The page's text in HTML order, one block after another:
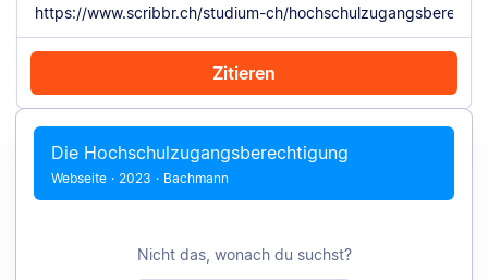
Zitieren
Mit Chrome zitieren Manuell zitieren
Die Hochschulzugangsberechtigung
Webseite · 2023 · Bachmann
Nicht das, wonach du suchst?